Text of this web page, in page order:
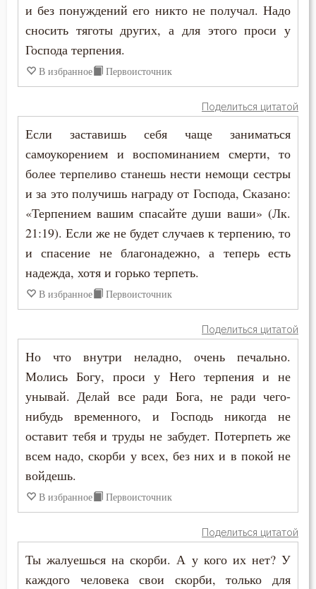
и без понуждений его никто не получал. Надо
сносить тяготы других, а для этого проси у
Господа терпения.
В избранное Первоисточник
Поделиться цитатой
Если заставишь себя чаще заниматься
самоукорением и воспоминанием смерти, то
более терпеливо станешь нести немощи сестры
и за это получишь награду от Господа, Сказано:
«Терпением вашим спасайте души ваши» (Лк.
21:19). Если же не будет случаев к терпению, то
и спасение не благонадежно, а теперь есть
надежда, хотя и горько терпеть.
В избранное Первоисточник
Поделиться цитатой
Но что внутри неладно, очень печально.
Молись Богу, проси у Него терпения и не
унывай. Делай все ради Бога, не ради чего-
нибудь временного, и Господь никогда не
оставит тебя и труды не забудет. Потерпеть же
всем надо, скорби у всех, без них и в покой не
войдешь.
В избранное Первоисточник
Поделиться цитатой
Ты жалуешься на скорби. А у кого их нет? У
каждого человека свои скорби, только для